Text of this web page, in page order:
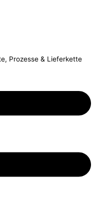
Prozesse & Lieferkette